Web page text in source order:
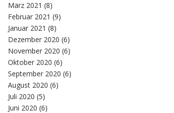
März 2021 (8)
Februar 2021 (9)
Januar 2021 (8)
Dezember 2020 (6)
November 2020 (6)
Oktober 2020 (6)
September 2020 (6)
August 2020 (6)
Juli 2020 (5)
Juni 2020 (6)